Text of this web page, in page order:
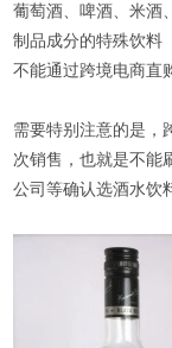
葡萄酒、啤酒、米酒
制品成分的特殊饮料
不能通过跨境电商直
需要特别注意的是，
次销售，也就是不能
公司等确认选酒水饮